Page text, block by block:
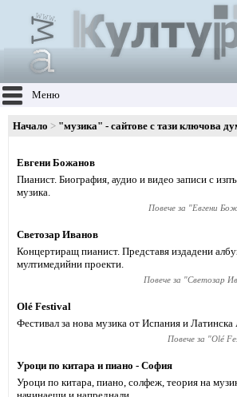
Меню
Начало "музика" - сайтове с тази ключова
Евгени Божанов
Пианист. Биография, аудио и видео записи с
музика.
Повече за "Евгени
Светозар Иванов
Концертиращ пианист. Представя издадени
мултимедийни проекти.
Повече за "Светозар
Olé Festival
Фестивал за нова музика от Испания и
Повече за "Olé
Уроци по китара и пиано - София
Уроци по китара, пиано, солфеж, теория на